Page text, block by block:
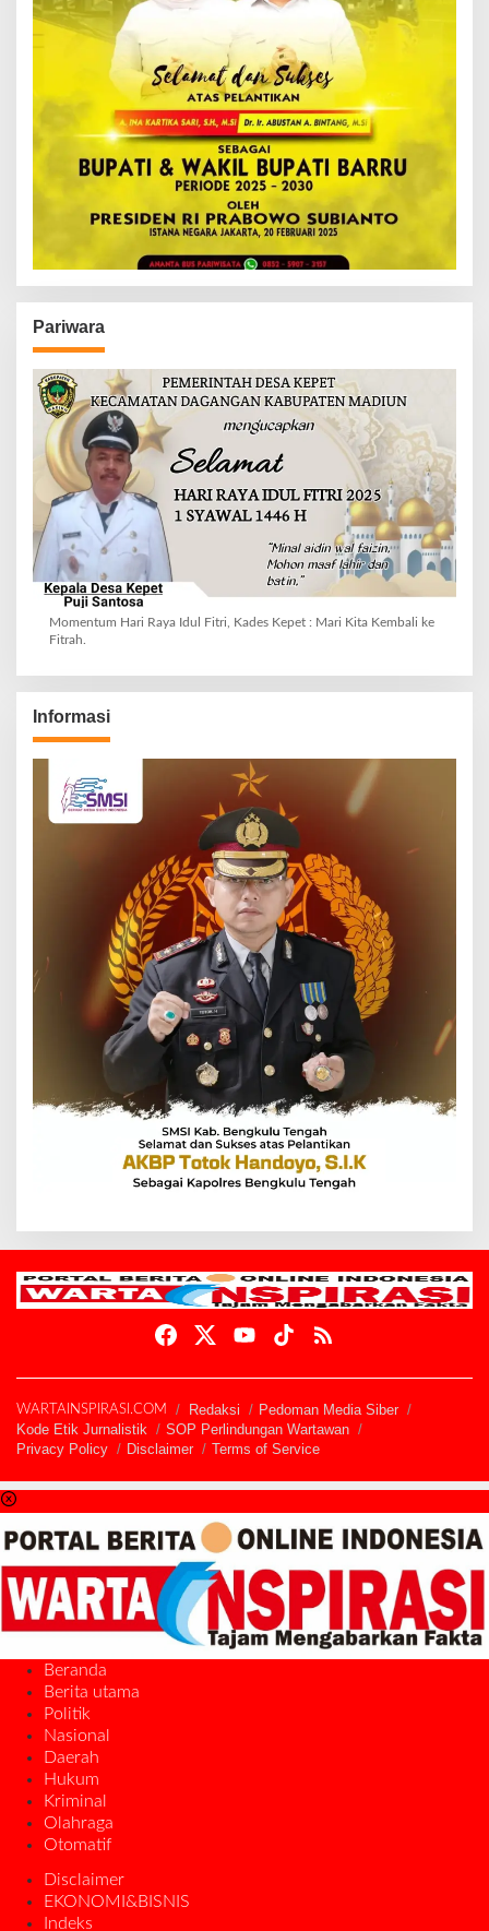
Pariwara
Momentum Hari Raya Idul Fitri, Kades Kepet : Mari Kita Kembali ke
Fitrah.
Informasi
WARTAINSPIRASI.COM Redaksi
Pedoman Media Siber
Kode Etik Jurnalistik
SOP Perlindungan Wartawan
Privacy Policy
Disclaimer Terms of Service
Beranda
Berita utama
Politik
Nasional
Daerah
Hukum
Kriminal
Olahraga
Otomatif
Disclaimer
EKONOMI&BISNIS
Indeks